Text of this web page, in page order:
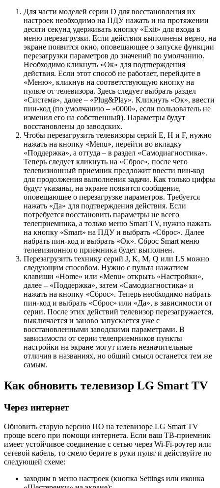
Для части моделей серии D для восстановления их
настроек необходимо на ПДУ нажать и на протяжении
десяти секунд удерживать кнопку «Exit» для входа в
меню перезагрузки. Если действия выполнены верно, на
экране появится окно, оповещающее о запуске функции
перезагрузки параметров до значений по умолчанию.
Необходимо кликнуть «Ок» для подтверждения
действия. Если этот способ не работает, перейдите в
«Меню», кликнув на соответствующую кнопку на
пульте от телевизора. Здесь следует выбрать раздел
«Система», далее – «Plug&Play». Кликнуть «Ок», ввести
пин-код (по умолчанию – «0000», если пользователь не
изменил его на собственный). Параметры будут
восстановлены до заводских.
Чтобы перезагрузить телевизоры серий E, H и F, нужно
нажать на кнопку «Menu», перейти во вкладку
«Поддержка», а оттуда – в раздел «Самодиагностика».
Теперь следует кликнуть на «Сброс», после чего
телевизионный приемник предложит ввести пин-код
для продолжения выполнения задачи. Как только цифры
будут указаны, на экране появится сообщение,
оповещающее о перезагрузке параметров. Требуется
нажать «Да» для подтверждения действия. Если
потребуется восстановить параметры не всего
телеприемника, а только меню Smart TV, нужно нажать
на кнопку «Smart» на ПДУ и выбрать «Сброс». Далее
набрать пин-код и выбрать «Ок». Сброс Smart меню
телевизионного приемника будет выполнен.
Перезагрузить технику серий J, K, M, Q или LS можно
следующим способом. Нужно с пульта нажатием
клавиши «Home» или «Menu» открыть «Настройки»,
далее – «Поддержка», затем «Самодиагностика» и
нажать на кнопку «Сброс». Теперь необходимо набрать
пин-код и выбрать «Сброс» или «Да», в зависимости от
серии. После этих действий телевизор перезагружается,
выключается и заново запускается уже с
восстановленными заводскими параметрами. В
зависимости от серии телеприемников пункты
настройки на экране могут иметь незначительные
отличия в названиях, но общий смысл останется тем же
самым.
Как обновить телевизор LG Smart TV
Через интернет
Обновить старую версию ПО на телевизоре LG Smart TV
проще всего при помощи интернета. Если ваш ТВ-приемник
имеет устойчивое соединение с сетью через Wi-Fi-роутер или
сетевой кабель, то смело берите в руки пульт и действуйте по
следующей схеме:
заходим в меню настроек (кнопка Settings или иконка